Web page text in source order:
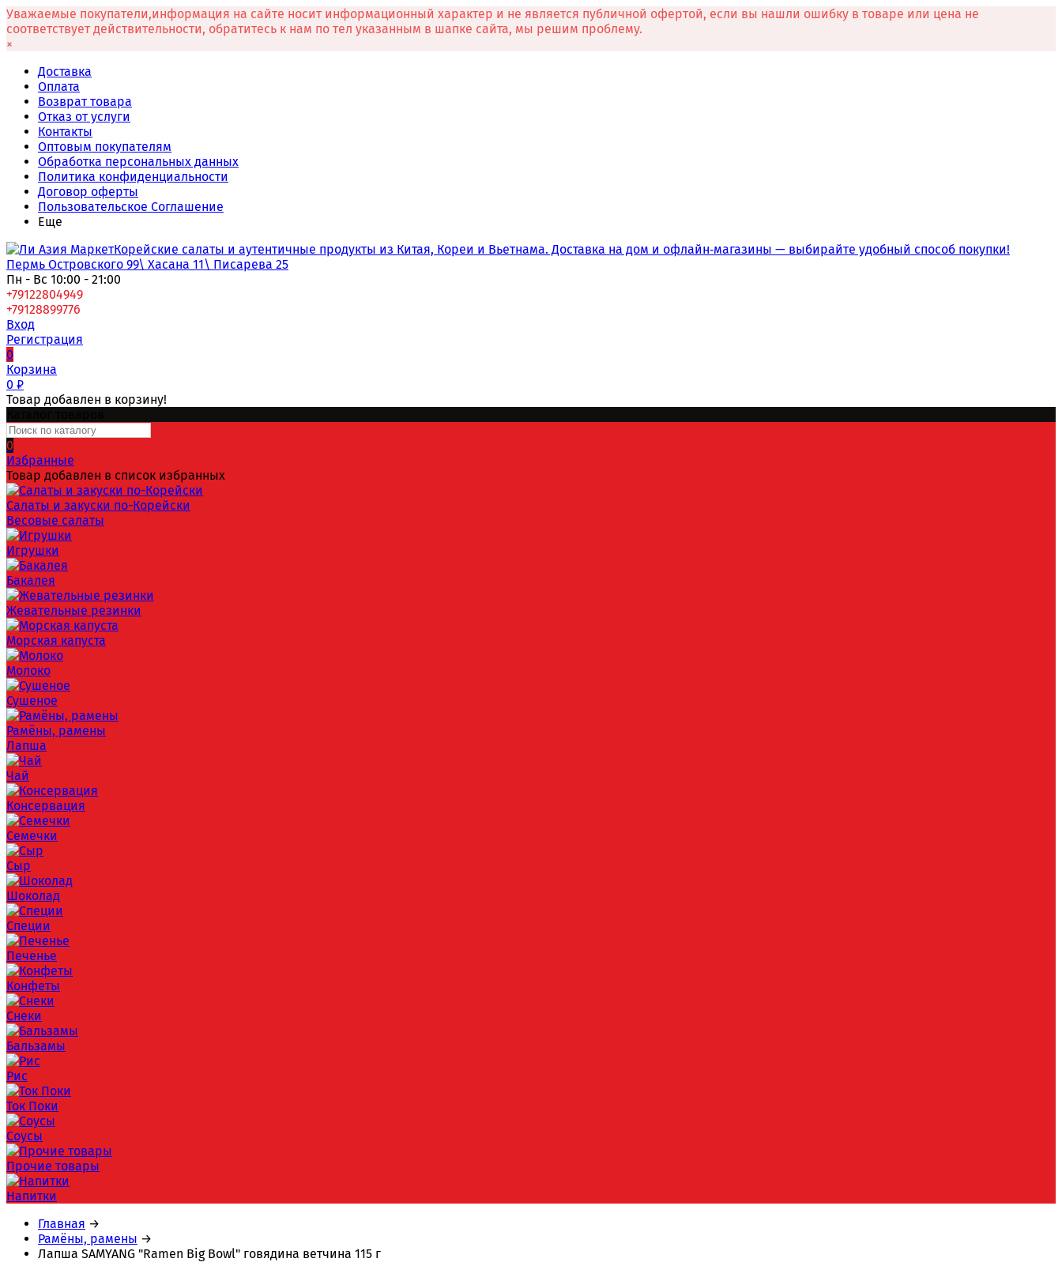
Уважаемые покупатели,информация на сайте носит информационный характер и не является публичной офертой, если вы нашли ошибку в товаре или цена не
соответствует действительности, обратитесь к нам по тел указанным в шапке сайта, мы решим проблему.
×
Доставка
Оплата
Возврат товара
Отказ от услуги
Контакты
Оптовым покупателям
Обработка персональных данных
Политика конфиденциальности
Договор оферты
Пользовательское Соглашение
Еще
Корейские салаты и аутентичные продукты из Китая, Кореи и Вьетнама. Доставка на дом и офлайн‑магазины — выбирайте удобный способ покупки!
Пермь Островского 99\ Хасана 11\ Писарева 25
Пн - Вс 10:00 - 21:00
+79122804949
+79128899776
Вход
Регистрация
0
Корзина
0 ₽
Товар добавлен в корзину!
0
Избранные
Товар добавлен в список избранных
Салаты и закуски по-Корейски
Весовые салаты
Игрушки
Бакалея
Жевательные резинки
Морская капуста
Молоко
Сушеное
Рамёны, рамены
Лапша
Чай
Консервация
Семечки
Сыр
Шоколад
Специи
Печенье
Конфеты
Снеки
Бальзамы
Рис
Ток Поки
Соусы
Прочие товары
Напитки
Главная →
Рамёны, рамены →
Лапша SAMYANG "Ramen Big Bowl" говядина ветчина 115 г